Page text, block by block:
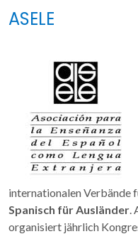
ASELE
internationalen Verbände
Spanisch für Ausländer.
organisiert jährlich